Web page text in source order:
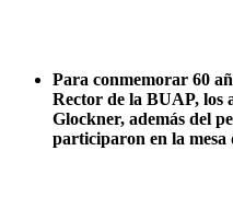
Para conmemorar 60
Rector de la BUAP, los
Glockner, además del
participaron en la